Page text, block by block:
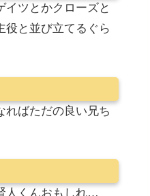
イツとかクローズと
役と並び立てるぐら
ればただの良い兄ち
人くんおもしれ…